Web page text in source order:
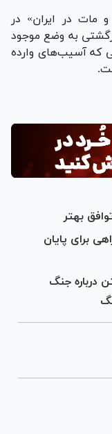
مات در ایران» در
به وضع موجود
که آسیب‌های وارده
بهتر
برای پایان
درباره جنگ